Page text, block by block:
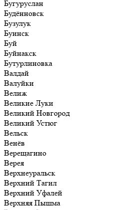
Бугуруслан
Будённовск
Бузулук
Буинск
Буй
Буйнакск
Бутурлиновка
Валдай
Валуйки
Велиж
Великие Луки
Великий Новгород
Великий Устюг
Вельск
Венёв
Верещагино
Верея
Верхнеуральск
Верхний Тагил
Верхний Уфалей
Верхняя Пышма